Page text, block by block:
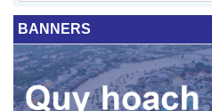
BANNERS